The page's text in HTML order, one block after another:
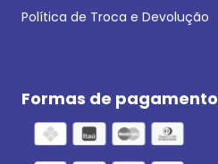
Política de Troca e Devolução
Formas de pagamento